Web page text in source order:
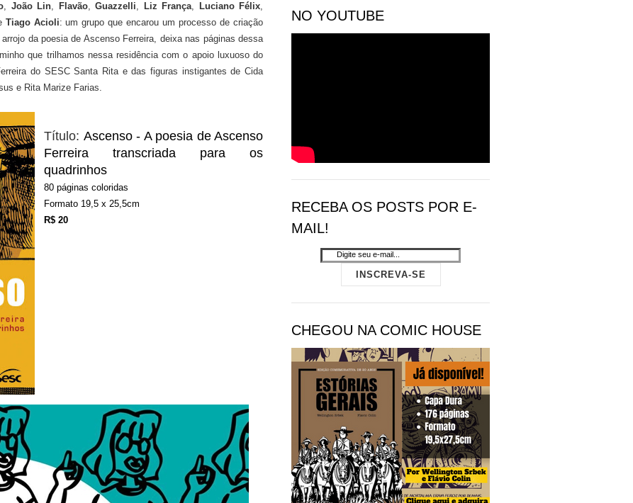
, João Lin, Flavão, Guazzelli, Liz França, Luciano Félix,
Tiago Acioli: um grupo que encarou um processo de criação
da poesia de Ascenso Ferreira, deixa nas páginas dessa
que trilhamos nessa residência com o apoio luxuoso do
do SESC Santa Rita e das figuras instigantes de Cida
e Rita Marize Farias.
Título: Ascenso - A poesia de Ascenso
Ferreira transcriada para os
quadrinhos
80 páginas coloridas
Formato 19,5 x 25,5cm
R$ 20
NO YOUTUBE
RECEBA OS POSTS POR E-
MAIL!
CHEGOU NA COMIC HOUSE